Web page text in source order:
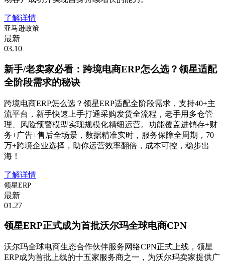
了解详情
亚马逊政策
最新
03.10
新手/老卖家必看：跨境电商ERP怎么选？领星适配
全阶段需求的秘诀
跨境电商ERP怎么选？领星ERP适配全阶段需求，支持40+主
流平台，新手快速上手打通采购发货全流程，老手用多仓管
理、风险预警模型实现规模化精细运营。功能覆盖进销存+财
务+广告+售后全场景，数据精准实时，服务保障全周期，70
万+跨境企业选择，助你运营效率翻倍，成本可控，稳步出
海！
了解详情
领星ERP
最新
01.27
领星ERP正式成为首批沃尔玛全球电商CPN
沃尔玛全球电商生态合作伙伴服务网络CPN正式上线，领星
ERP成为首批上线的十五家服务商之一，为沃尔玛卖家提供广